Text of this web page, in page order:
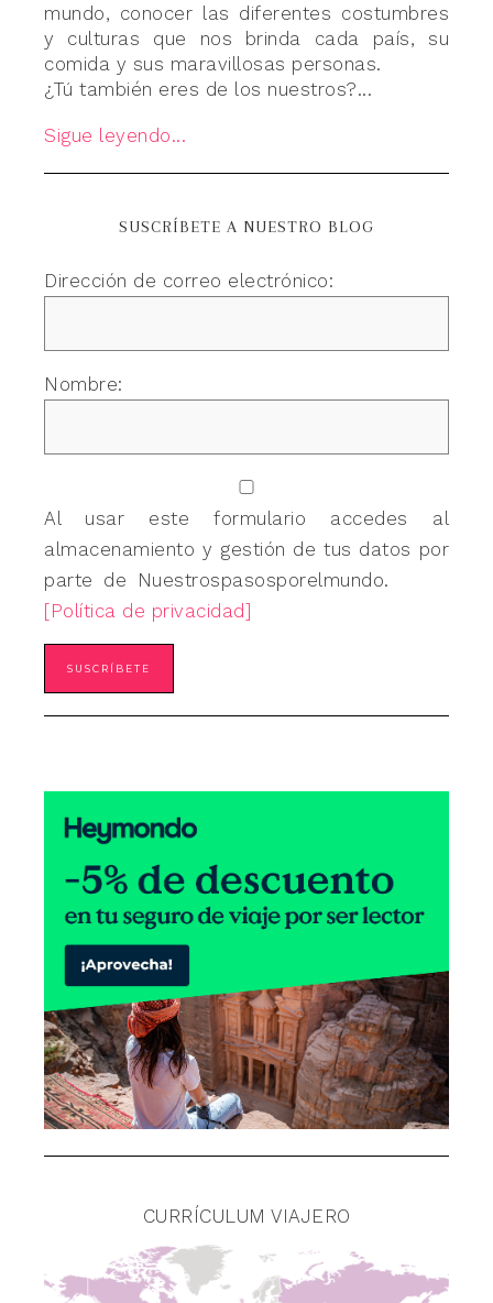
mundo, conocer las diferentes costumbres
y culturas que nos brinda cada país, su
comida y sus maravillosas personas.
¿Tú también eres de los nuestros?...
Sigue leyendo...
SUSCRÍBETE A NUESTRO BLOG
Dirección de correo electrónico:
Nombre:
Al usar este formulario accedes al
almacenamiento y gestión de tus datos por
parte de Nuestrospasosporelmundo.
[Política de privacidad]
CURRÍCULUM VIAJERO